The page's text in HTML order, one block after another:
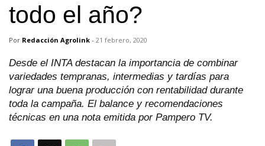
todo el año?
Por Redacción Agrolink - 21 febrero, 2020
Desde el INTA destacan la importancia de combinar
variedades tempranas, intermedias y tardías para
lograr una buena producción con rentabilidad durante
toda la campaña. El balance y recomendaciones
técnicas en una nota emitida por Pampero TV.